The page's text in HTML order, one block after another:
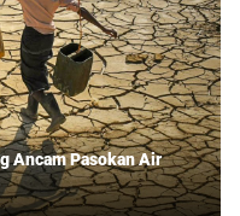
Ancam Pasokan Air